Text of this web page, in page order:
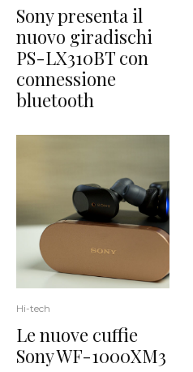
Sony presenta il
nuovo giradischi
PS-LX310BT con
connessione
bluetooth
Hi-tech
Le nuove cuffie
Sony WF-1000XM3